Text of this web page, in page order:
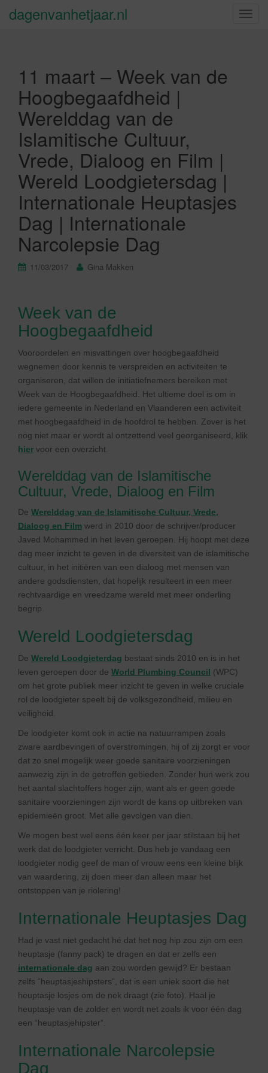
S
dagenvanhetjaar.nl
11 maart – Week van de
Hoogbegaafdheid |
Werelddag van de
Islamitische Cultuur,
Vrede, Dialoog en Film |
Wereld Loodgietersdag |
Internationale Heuptasjes
Dag | Internationale
Narcolepsie Dag
11/03/2017 Gina Makken
Week van de
Hoogbegaafdheid
Vooroordelen en misvattingen over hoogbegaafdheid
wegnemen door kennis te verspreiden en activiteiten te
organiseren, dat willen de initiatiefnemers bereiken met
Week van de Hoogbegaafdheid. Het ultieme doel is om in
iedere gemeente in Nederland en Vlaanderen een activiteit
met hoogbegaafdheid in de hoofdrol te hebben. Zover is het
nog niet maar er wordt al ontzettend veel georganiseerd, klik
hier voor een overzicht.
Werelddag van de Islamitische
Cultuur, Vrede, Dialoog en Film
De Werelddag van de Islamitische Cultuur, Vrede,
Dialoog en Film werd in 2010 door de schrijver/producer
Javed Mohammed in het leven geroepen. Hij hoopt met deze
dag meer inzicht te geven in de diversiteit van de islamitische
cultuur, in het initiëren van een dialoog met mensen van
andere godsdiensten, dat hopelijk resulteert in een meer
rechtvaardige en vreedzame wereld met meer onderling
begrip.
Wereld Loodgietersdag
De Wereld Loodgieterdag bestaat sinds 2010 en is in het
leven geroepen door de World Plumbing Council (WPC)
om het grote publiek meer inzicht te geven in welke cruciale
rol de loodgieter speelt bij de volksgezondheid, milieu en
veiligheid.
De loodgieter komt ook in actie na natuurrampen zoals
zware aardbevingen of overstromingen, hij of zij zorgt er voor
dat zo snel mogelijk weer goede sanitaire voorzieningen
aanwezig zijn in de getroffen gebieden. Zonder hun werk zou
het aantal slachtoffers hoger zijn, want als er geen goede
sanitaire voorzieningen zijn wordt de kans op uitbreken van
epidemieën groot. Met alle gevolgen van dien.
We mogen best wel eens één keer per jaar stilstaan bij het
werk dat de loodgieter verricht. Dus heb je vandaag een
loodgieter nodig geef de man of vrouw eens een kleine blijk
van waardering, zij doen meer dan alleen maar het
ontstoppen van je riolering!
Internationale Heuptasjes Dag
Had je vast niet gedacht hé dat het nog hip zou zijn om een
heuptasje (fanny pack) te dragen en dat er zelfs een
internationale dag aan zou worden gewijd? Er bestaan
zelfs “heuptasjeshipsters”, dat is een uniek soort die het
heuptasje losjes om de nek draagt (zie foto). Haal je
heuptasje van de zolder en wordt net zoals ik voor één dag
een “heuptasjehipster”.
Internationale Narcolepsie
Dag